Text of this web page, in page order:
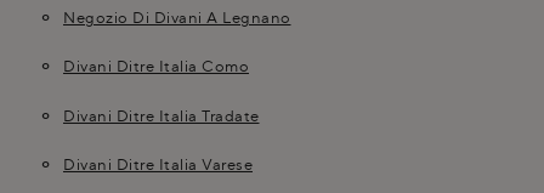
Negozio Di Divani A Legnano
Divani Ditre Italia Como
Divani Ditre Italia Tradate
Divani Ditre Italia Varese